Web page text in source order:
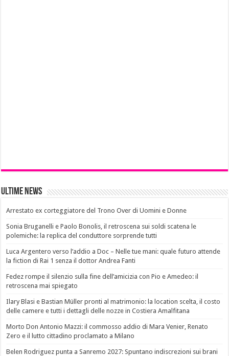
Ultime News
Arrestato ex corteggiatore del Trono Over di Uomini e Donne
Sonia Bruganelli e Paolo Bonolis, il retroscena sui soldi scatena le
polemiche: la replica del conduttore sorprende tutti
Luca Argentero verso l’addio a Doc – Nelle tue mani: quale futuro attende
la fiction di Rai 1 senza il dottor Andrea Fanti
Fedez rompe il silenzio sulla fine dell’amicizia con Pio e Amedeo: il
retroscena mai spiegato
Ilary Blasi e Bastian Müller pronti al matrimonio: la location scelta, il costo
delle camere e tutti i dettagli delle nozze in Costiera Amalfitana
Morto Don Antonio Mazzi: il commosso addio di Mara Venier, Renato
Zero e il lutto cittadino proclamato a Milano
Belen Rodriguez punta a Sanremo 2027: Spuntano indiscrezioni sui brani